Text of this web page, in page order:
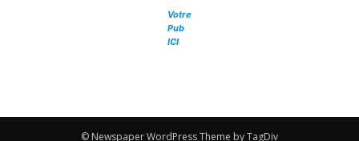
Votre
Pub
ICI
© Newspaper WordPress Theme by TagDiv